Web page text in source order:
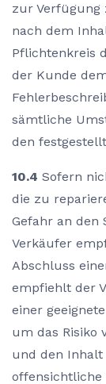
zur Verfügung
nach dem
Pflichtenkreis
der Kunde
sämtliche
den
10.4 Sofern
die zu
Gefahr an den
Verkäufer
Abschluss
empfiehlt der
einer
um das Risiko
und den Inhalt
offensichtliche